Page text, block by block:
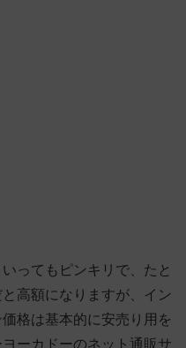
ってもピンキリで、たと
高額になりますが、イン
格は基本的に安売り用を
ーカドーのネット通販サ